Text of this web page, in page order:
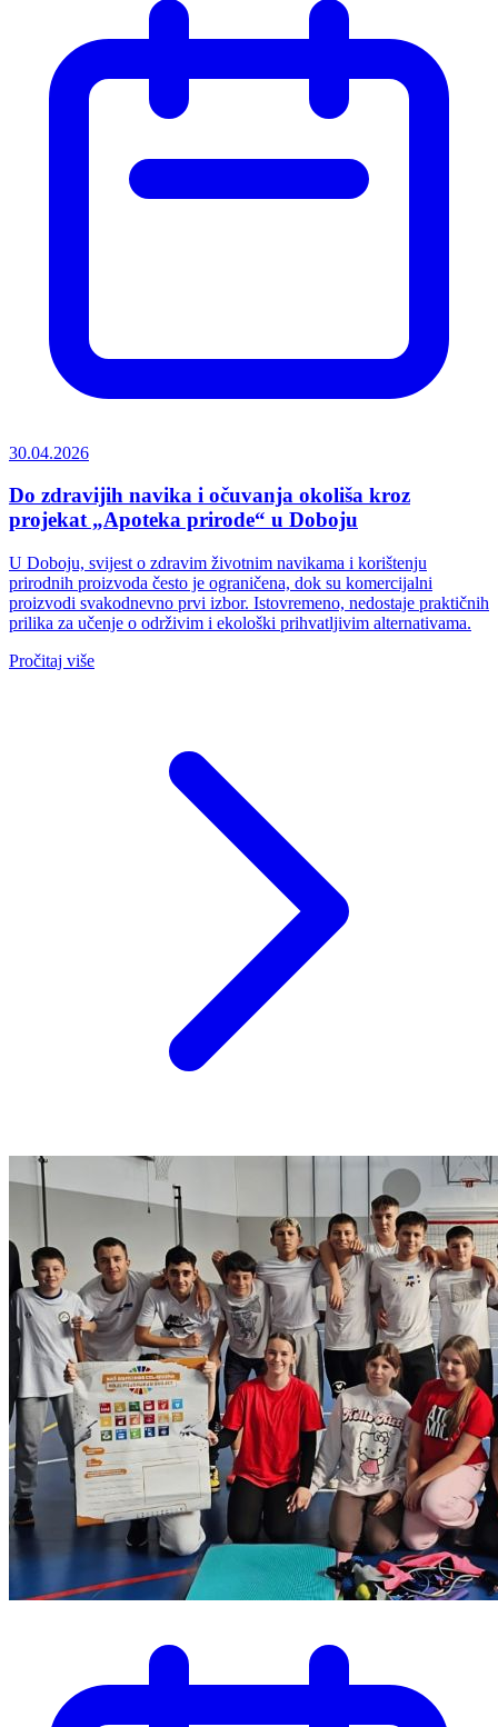
30.04.2026
Do zdravijih navika i očuvanja okoliša kroz
projekat „Apoteka prirode“ u Doboju
U Doboju, svijest o zdravim životnim navikama i korištenju
prirodnih proizvoda često je ograničena, dok su komercijalni
proizvodi svakodnevno prvi izbor. Istovremeno, nedostaje praktičnih
prilika za učenje o održivim i ekološki prihvatljivim alternativama.
Pročitaj više